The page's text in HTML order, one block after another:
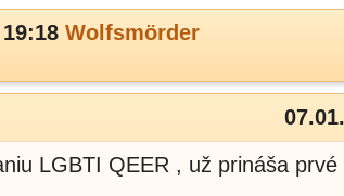
Wolfsmörder
LGBTI QEER , už prináša prvé